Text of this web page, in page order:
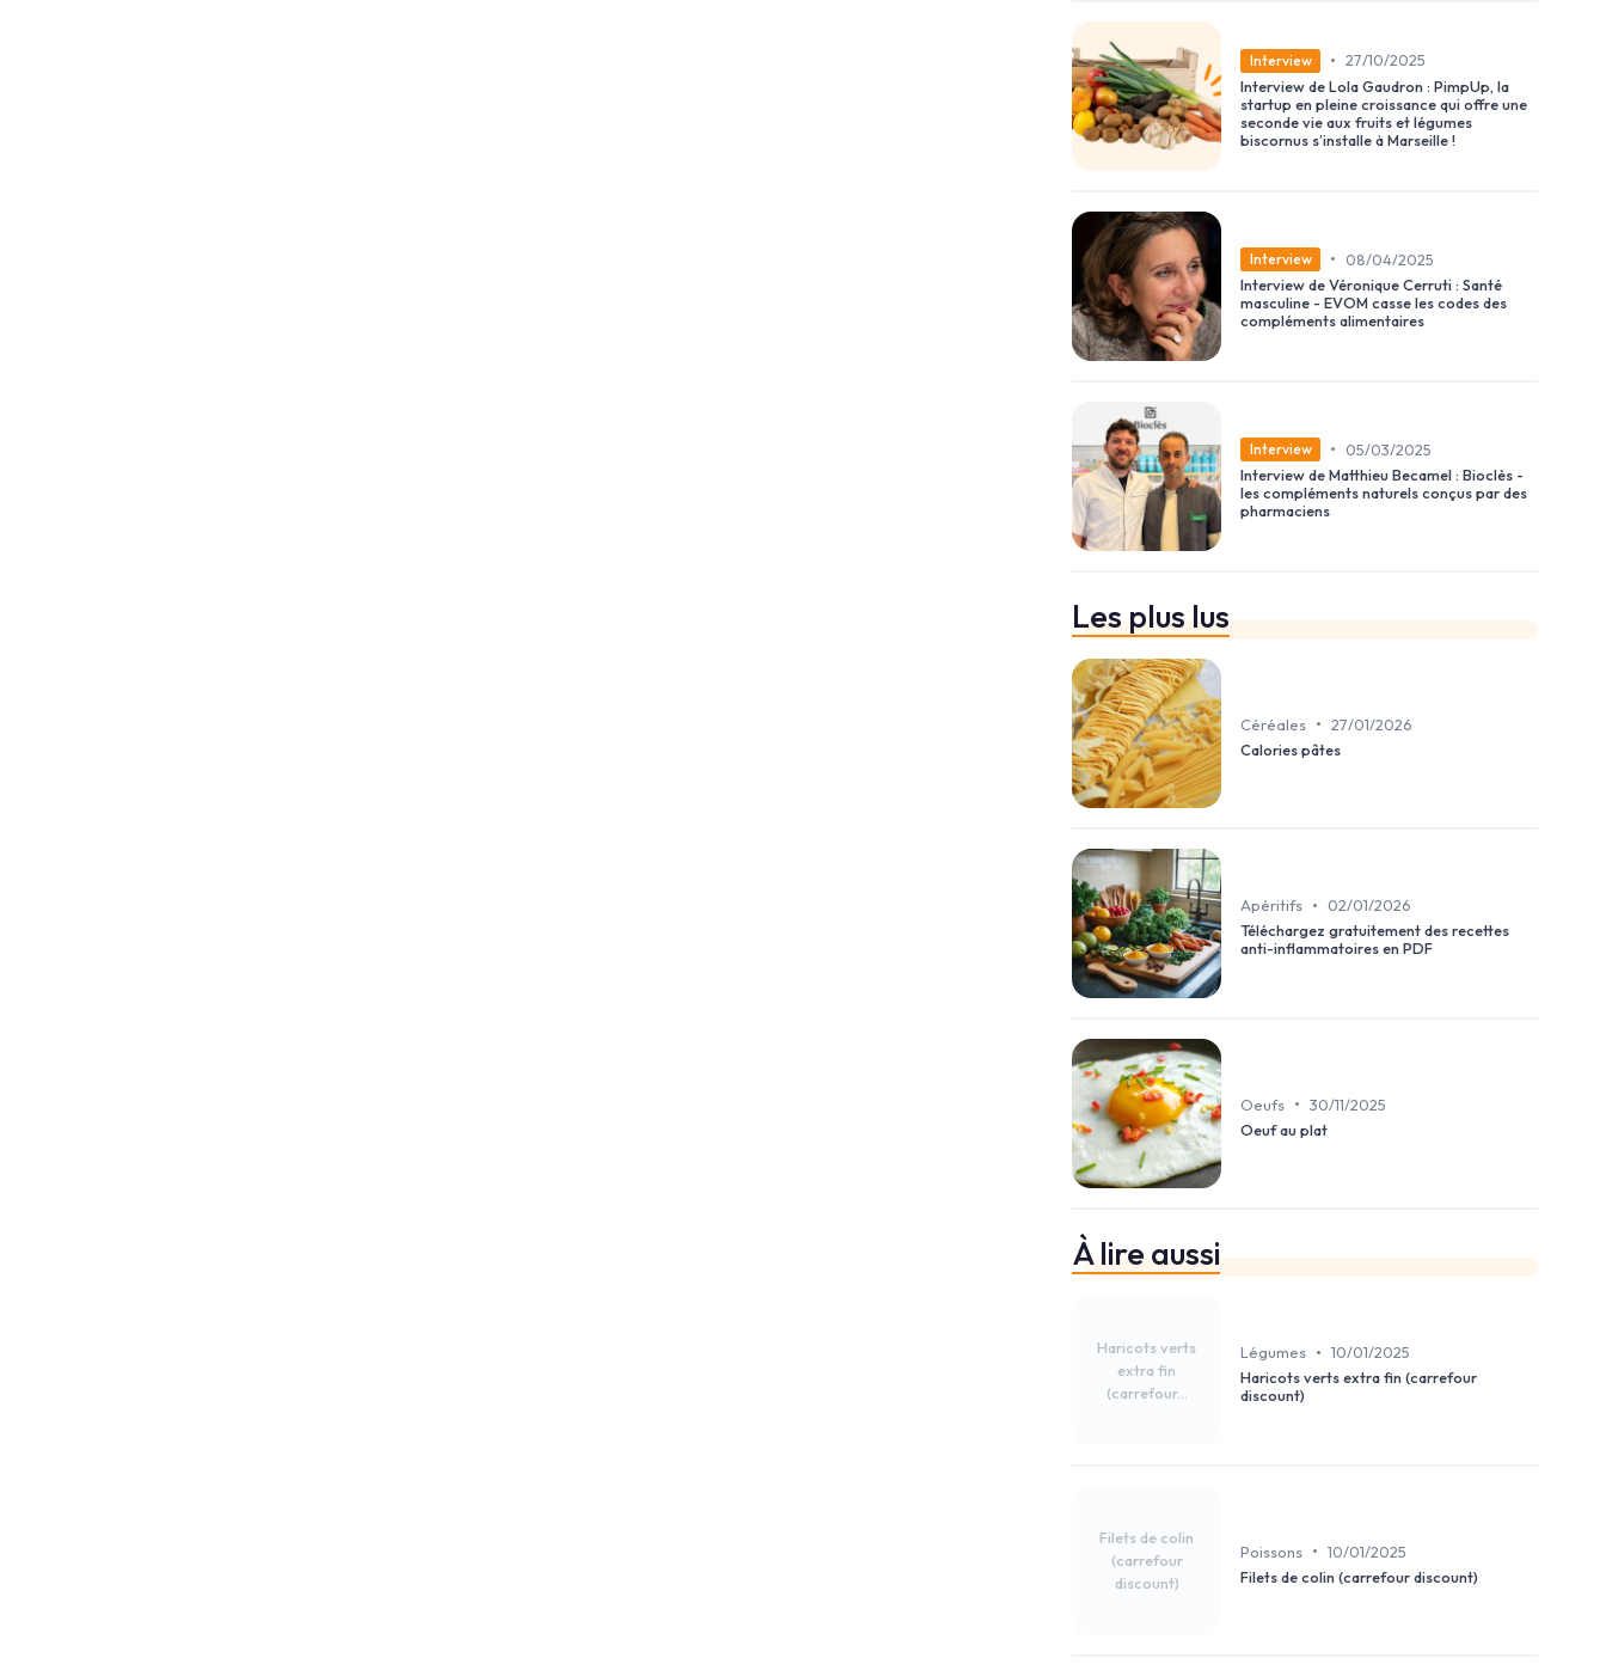
Interview • 27/10/2025
Interview de Lola Gaudron : PimpUp, la
startup en pleine croissance qui offre une
seconde vie aux fruits et légumes
biscornus s’installe à Marseille !
Interview •
08/04/2025
Interview de Véronique Cerruti : Santé
masculine - EVOM casse les codes des
compléments alimentaires
Interview •
05/03/2025
Interview de Matthieu Becamel : Bioclès -
les compléments naturels conçus par des
pharmaciens
Les plus lus
Céréales • 27/01/2026
Calories pâtes
Apéritifs •
02/01/2026
Téléchargez gratuitement des recettes
anti-inflammatoires en PDF
Oeufs • 30/11/2025
Oeuf au plat
À lire aussi
Haricots verts
extra fin
(carrefour...
Légumes • 10/01/2025
Haricots verts extra fin (carrefour
discount)
Filets de colin
(carrefour
discount)
Poissons • 10/01/2025
Filets de colin (carrefour discount)